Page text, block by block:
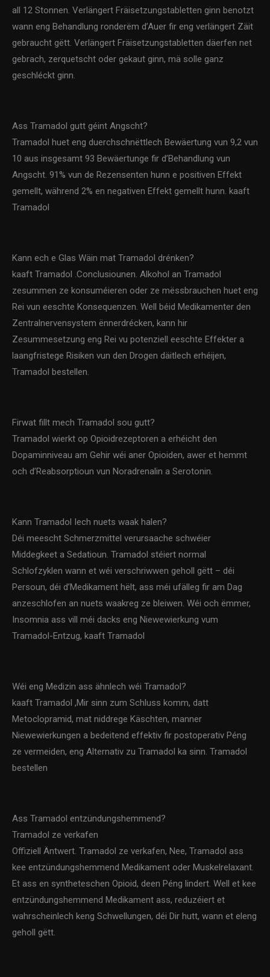
all 12 Stonnen. Verlängert Fräisetzungstabletten ginn benotzt
wann eng Behandlung ronderëm d’Auer fir eng verlängert Zäit
gebraucht gëtt. Verlängert Fräisetzungstabletten däerfen net
gebrach, zerquetscht oder gekaut ginn, mä solle ganz
geschléckt ginn.
Ass Tramadol gutt géint Angscht?
Tramadol huet eng duerchschnëttlech Bewäertung vun 9,2 vun
10 aus insgesamt 93 Bewäertunge fir d’Behandlung vun
Angscht. 91% vun de Rezensenten hunn e positiven Effekt
gemellt, während 2% en negativen Effekt gemellt hunn. kaaft
Tramadol
Kann ech e Glas Wäin mat Tramadol drénken?
kaaft Tramadol .Conclusiounen. Alkohol an Tramadol
zesummen ze konsuméieren oder ze mëssbrauchen huet eng
Rei vun eeschte Konsequenzen. Well béid Medikamenter den
Zentralnervensystem ënnerdrécken, kann hir
Zesummesetzung eng Rei vu potenziell eeschte Effekter a
laangfristege Risiken vun den Drogen däitlech erhéijen,
Tramadol bestellen.
Firwat fillt mech Tramadol sou gutt?
Tramadol wierkt op Opioidrezeptoren a erhéicht den
Dopaminniveau am Gehir wéi aner Opioiden, awer et hemmt
och d’Reabsorptioun vun Noradrenalin a Serotonin.
Kann Tramadol Iech nuets waak halen?
Déi meescht Schmerzmittel verursaache schwéier
Middegkeet a Sedatioun. Tramadol stéiert normal
Schlofzyklen wann et wéi verschriwwen geholl gëtt – déi
Persoun, déi d’Medikament hëlt, ass méi ufälleg fir am Dag
anzeschlofen an nuets waakreg ze bleiwen. Wéi och ëmmer,
Insomnia ass vill méi dacks eng Niewewierkung vum
Tramadol-Entzug, kaaft Tramadol
Wéi eng Medizin ass ähnlech wéi Tramadol?
kaaft Tramadol ,Mir sinn zum Schluss komm, datt
Metoclopramid, mat niddrege Käschten, manner
Niewewierkungen a bedeitend effektiv fir postoperativ Péng
ze vermeiden, eng Alternativ zu Tramadol ka sinn. Tramadol
bestellen
Ass Tramadol entzündungshemmend?
Tramadol ze verkafen
Offiziell Äntwert. Tramadol ze verkafen, Nee, Tramadol ass
kee entzündungshemmend Medikament oder Muskelrelaxant.
Et ass en syntheteschen Opioid, deen Péng lindert. Well et kee
entzündungshemmend Medikament ass, reduzéiert et
wahrscheinlech keng Schwellungen, déi Dir hutt, wann et eleng
geholl gëtt.